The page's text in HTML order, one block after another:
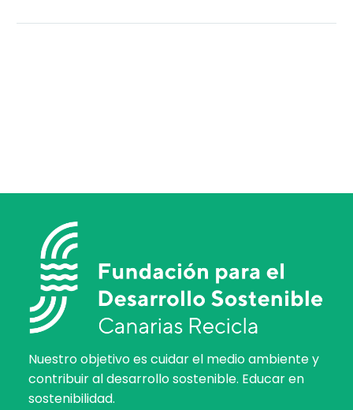
Nuestro objetivo es cuidar el medio ambiente y
contribuir al desarrollo sostenible. Educar en
sostenibilidad.